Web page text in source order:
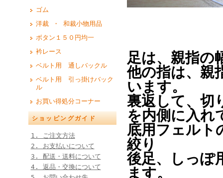
ゴム
洋裁 ・ 和裁小物用品
ボタン１５０円均一
衿レース
ベルト用 通しバックル
ベルト用 引っ掛けバック
ル
お買い得処分コーナー
ショッピングガイド
1. ご注文方法
2. お支払いについて
3. 配送・送料について
4. 返品・交換について
足は、親指の
他の指は、親
います。
裏返して、切
を内側に入れ
底用フェルト
絞り
後足、しっぽ
ます。